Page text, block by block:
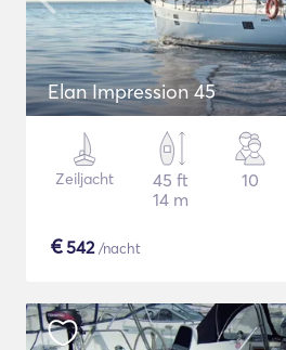
Elan Impression 45
Zeiljacht
45 ft
14 m
10
€542/nacht